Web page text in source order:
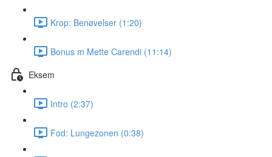
Krop: Benøvelser (1:20)
Bonus m Mette Carendi (11:14)
Eksem
Intro (2:37)
Fod: Lungezonen (0:38)